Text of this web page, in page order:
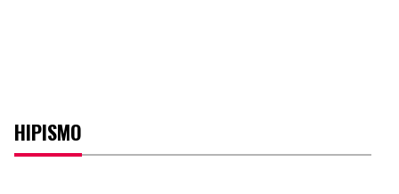
HIPISMO